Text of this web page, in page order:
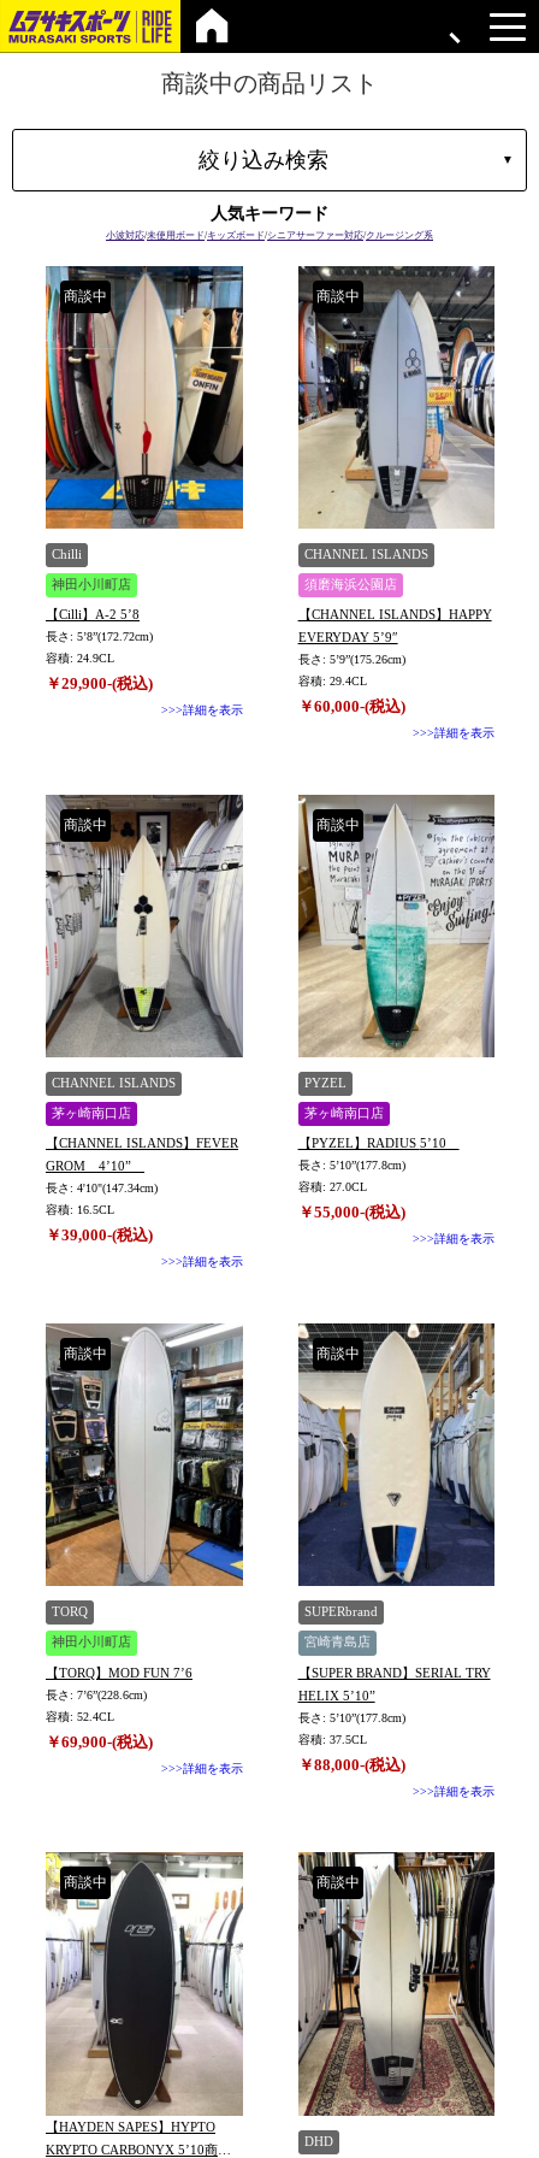
商談中の商品リスト
絞り込み検索 ▼
ブランド
長さ
容積
プラグ
ボードの特性
価格
上限
在庫店舗
TYPE
人気キーワード
小波対応/未使用ボード/キッズボード/シニアサーファー対応/クルージング系
商談中
Chilli
神田小川町店
【Cilli】A-2 5’8
長さ: 5’8”(172.72cm)
容積: 24.9CL
￥29,900-(税込)
>>>詳細を表示
商談中
CHANNEL ISLANDS
須磨海浜公園店
【CHANNEL ISLANDS】HAPPY
EVERYDAY 5’9″
長さ: 5’9”(175.26cm)
容積: 29.4CL
￥60,000-(税込)
>>>詳細を表示
商談中
CHANNEL ISLANDS
茅ヶ崎南口店
【CHANNEL ISLANDS】FEVER
GROM 4’10”
長さ: 4'10"(147.34cm)
容積: 16.5CL
￥39,000-(税込)
>>>詳細を表示
商談中
PYZEL
茅ヶ崎南口店
【PYZEL】RADIUS 5’10
長さ: 5’10”(177.8cm)
容積: 27.0CL
￥55,000-(税込)
>>>詳細を表示
商談中
TORQ
神田小川町店
【TORQ】MOD FUN 7’6
長さ: 7’6”(228.6cm)
容積: 52.4CL
￥69,900-(税込)
>>>詳細を表示
商談中
SUPERbrand
宮崎青島店
【SUPER BRAND】SERIAL TRY
HELIX 5’10”
長さ: 5’10”(177.8cm)
容積: 37.5CL
￥88,000-(税込)
>>>詳細を表示
商談中
【HAYDEN SAPES】HYPTO
KRYPTO CARBONYX 5’10商談
商談中
DHD